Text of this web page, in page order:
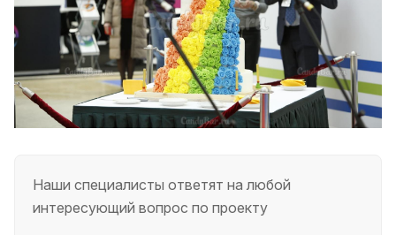
Наши специалисты ответят на любой
интересующий вопрос по проекту